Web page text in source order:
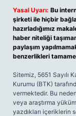
Yasal Uyarı: Bu
şirketi ile hiçbir
hazırladığımız
haber niteliği
paylaşım
benzerlikleri
Sitemiz, 5651 Sayılı
Kurumu (BTK)
vermektedir. Bu
veya araştırma
yazdıkları içeriklerin